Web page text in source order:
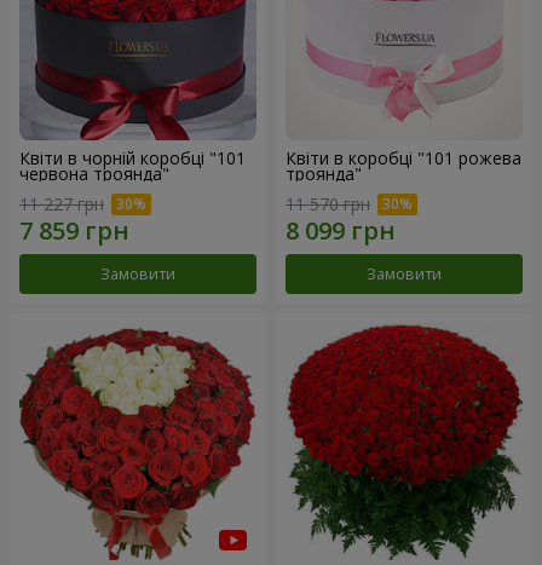
Квіти в чорній коробці "101
червона троянда"
11 227 грн
Замовити
Квіти в коробці "101 рожева
троянда"
11 570 грн
Замовити